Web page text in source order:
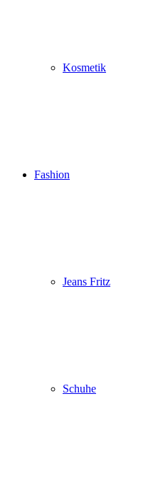
Kosmetik
Fashion
Jeans Fritz
Schuhe